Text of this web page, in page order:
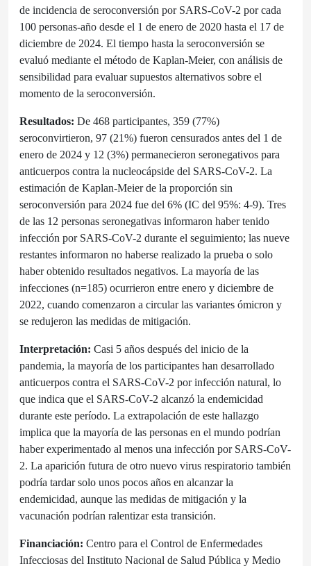
de incidencia de seroconversión por SARS-CoV-2 por cada
100 personas-año desde el 1 de enero de 2020 hasta el 17 de
diciembre de 2024. El tiempo hasta la seroconversión se
evaluó mediante el método de Kaplan-Meier, con análisis de
sensibilidad para evaluar supuestos alternativos sobre el
momento de la seroconversión.
Resultados: De 468 participantes, 359 (77%)
seroconvirtieron, 97 (21%) fueron censurados antes del 1 de
enero de 2024 y 12 (3%) permanecieron seronegativos para
anticuerpos contra la nucleocápside del SARS-CoV-2. La
estimación de Kaplan-Meier de la proporción sin
seroconversión para 2024 fue del 6% (IC del 95%: 4-9). Tres
de las 12 personas seronegativas informaron haber tenido
infección por SARS-CoV-2 durante el seguimiento; las nueve
restantes informaron no haberse realizado la prueba o solo
haber obtenido resultados negativos. La mayoría de las
infecciones (n=185) ocurrieron entre enero y diciembre de
2022, cuando comenzaron a circular las variantes ómicron y
se redujeron las medidas de mitigación.
Interpretación: Casi 5 años después del inicio de la
pandemia, la mayoría de los participantes han desarrollado
anticuerpos contra el SARS-CoV-2 por infección natural, lo
que indica que el SARS-CoV-2 alcanzó la endemicidad
durante este período. La extrapolación de este hallazgo
implica que la mayoría de las personas en el mundo podrían
haber experimentado al menos una infección por SARS-CoV-
2. La aparición futura de otro nuevo virus respiratorio también
podría tardar solo unos pocos años en alcanzar la
endemicidad, aunque las medidas de mitigación y la
vacunación podrían ralentizar esta transición.
Financiación: Centro para el Control de Enfermedades
Infecciosas del Instituto Nacional de Salud Pública y Medio